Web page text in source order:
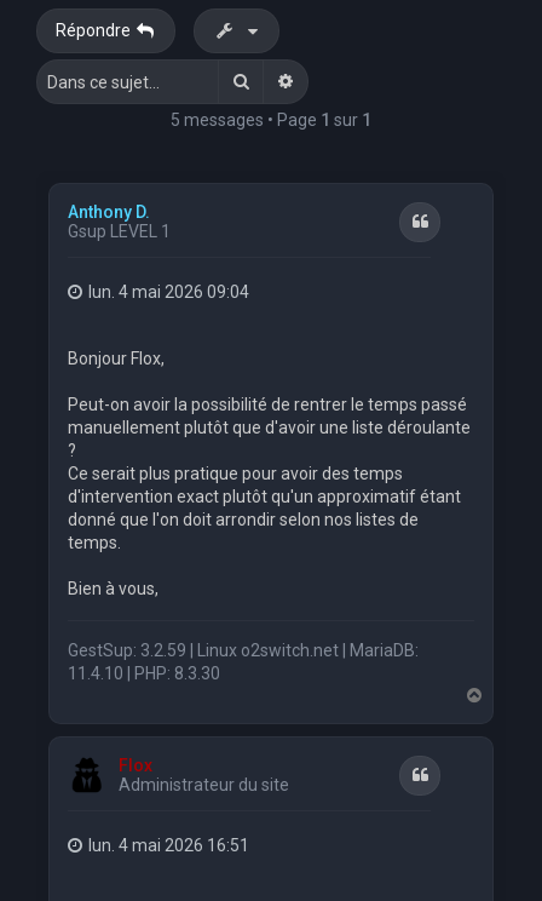
Répondre
RechercherRecherche avancée
5 messages • Page 1 sur 1
Anthony D.
Gsup LEVEL 1
Citation
lun. 4 mai 2026 09:04
Bonjour Flox,
Peut-on avoir la possibilité de rentrer le temps passé
manuellement plutôt que d'avoir une liste déroulante
?
Ce serait plus pratique pour avoir des temps
d'intervention exact plutôt qu'un approximatif étant
donné que l'on doit arrondir selon nos listes de
temps.
Bien à vous,
GestSup: 3.2.59 | Linux o2switch.net | MariaDB:
11.4.10 | PHP: 8.3.30
a
u
Flox
Administrateur du site
Citation
lun. 4 mai 2026 16:51